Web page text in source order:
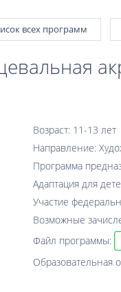
всех программ
Возраст: 11-13 лет
Направление:
Программа
Адаптация для
Участие
Возможные
Файл программы:
Образовательная